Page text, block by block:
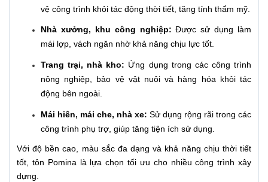
vệ công trình khỏi tác động thời tiết, tăng tính thẩm mỹ.
Nhà xưởng, khu công nghiệp: Được sử dụng làm
mái lợp, vách ngăn nhờ khả năng chịu lực tốt.
Trang trại, nhà kho: Ứng dụng trong các công trình
nông nghiệp, bảo vệ vật nuôi và hàng hóa khỏi tác
động bên ngoài.
Mái hiên, mái che, nhà xe: Sử dụng rộng rãi trong các
công trình phụ trợ, giúp tăng tiện ích sử dụng.
Với độ bền cao, màu sắc đa dạng và khả năng chịu thời tiết
tốt, tôn Pomina là lựa chọn tối ưu cho nhiều công trình xây
dựng.